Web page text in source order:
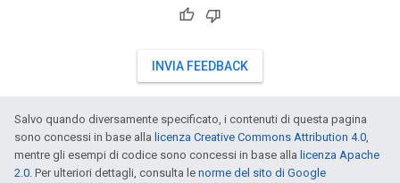
INVIA FEEDBACK
Salvo quando diversamente specificato, i contenuti di questa pagina
sono concessi in base alla licenza Creative Commons Attribution 4.0,
mentre gli esempi di codice sono concessi in base alla licenza Apache
2.0. Per ulteriori dettagli, consulta le norme del sito di Google